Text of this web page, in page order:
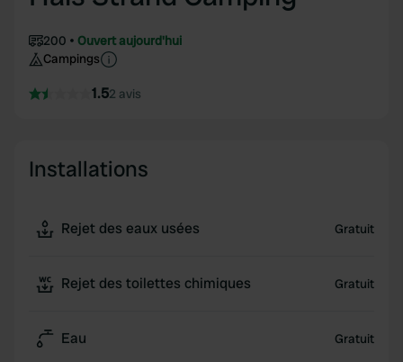
200
Ouvert aujourd'hui
Campings
1.52 avis
Installations
Rejet des eaux usées Gratuit
Rejet des toilettes chimiques Gratuit
Eau Gratuit